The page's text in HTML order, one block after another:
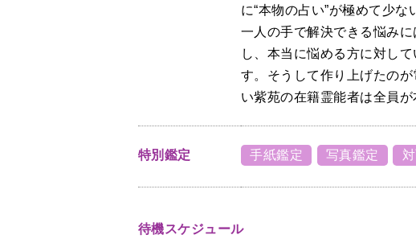
に“本物の占い”が極めて少
一人の手で解決できる悩み
し、本当に悩める方に対し
す。そうして作り上げたの
い紫苑の在籍霊能者は全員
特別鑑定 手紙鑑定 写真鑑定
待機スケジュール